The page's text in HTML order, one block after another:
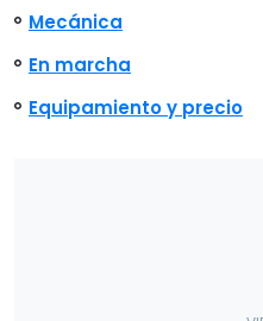
Mecánica
En marcha
Equipamiento y precio